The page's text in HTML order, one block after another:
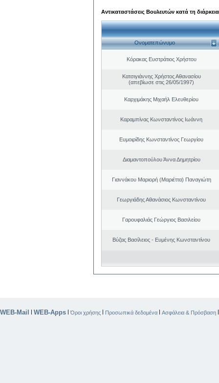
Αντικαταστάσεις Βουλευτών κατά τη
Ονοματεπώνυμο
Κόρακας Ευστράτιος Χρήστου
Κατσιγιάννης Χρήστος Αθανασίου
(απεβίωσε στις 26/05/1997)
Καρχιμάκης Μιχαήλ Ελευθερίου
Καραμπίνας Κωνσταντίνος Ιωάννη
Ευμοιρίδης Κωνσταντίνος Γεωργίου
Διαμαντοπούλου Άννα Δημητρίου
Γιαννάκου Μαριορή (Μαριέττα) Παναγιώτη
Γεωργιάδης Αθανάσιος Κωνσταντίνου
Γαρουφαλιάς Γεώργιος Βασιλείου
Βύζας Βασίλειος - Ευμένης Κωνσταντίνου
WEB-Mail | WEB-Apps |Όροι χρήσης | Προσωπικά δεδομένα | Ασφάλεια & Πρόσβαση